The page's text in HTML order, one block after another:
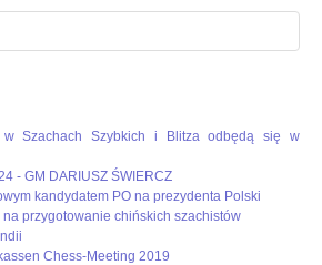
SZACHY
w Szachach Szybkich i Blitza odbędą się w
- GM DARIUSZ ŚWIERCZ
kandydatem PO na prezydenta Polski
na przygotowanie chińskich szachistów
Chess-Meeting 2019